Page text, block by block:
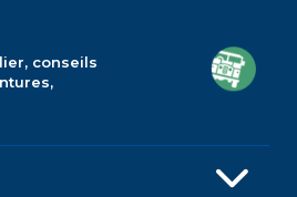
conseils